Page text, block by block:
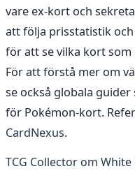
vare ex-kort och
att följa prisstatistik
för att se vilka kort som
För att förstå mer om
se också globala
för Pokémon-kort.
CardNexus.
TCG Collector om White